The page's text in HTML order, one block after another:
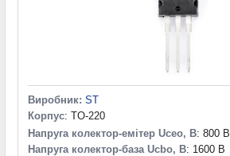
Виробник: ST
Корпус: TO-220
Напруга колектор-емітер Uceo, В: 800 В
Напруга колектор-база Ucbo, В: 1600 В